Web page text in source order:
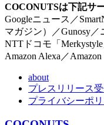
COCONUTSは下記サ
Googleニュース／
マガジン）／Gunosy／
NTTドコモ「Merkystyle
Amazon Alexa／
about
プレスリリース
プライバシーポ